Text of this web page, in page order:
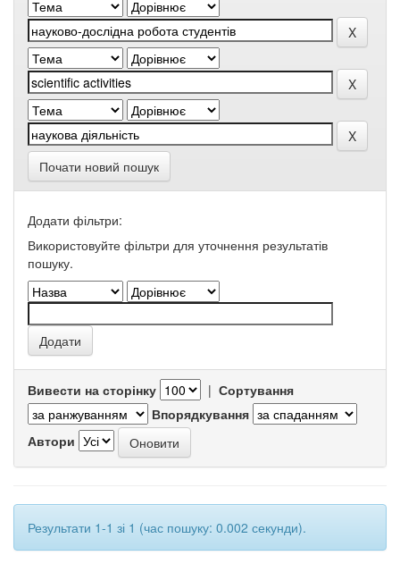
Почати новий пошук
Додати фільтри:
Використовуйте фільтри для уточнення результатів
пошуку.
Вивести на сторінку | Сортування
Впорядкування
Автори
Результати 1-1 зі 1 (час пошуку: 0.002 секунди).